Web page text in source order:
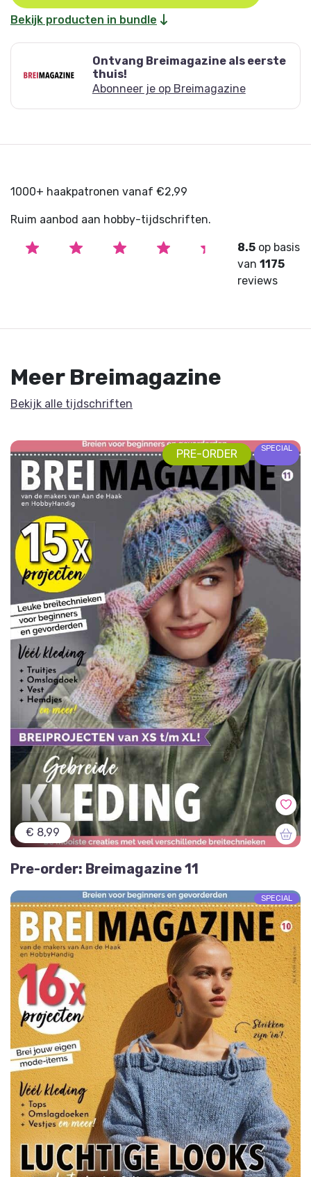
prijs
was:
€ 24,48.
prijs
is:
€ 14,99.
Bekijk producten in bundle
Ontvang Breimagazine als eerste
thuis!
Abonneer je op Breimagazine
1000+ haakpatronen vanaf €2,99
Ruim aanbod aan hobby-tijdschriften.
8.5 op basis
van1175
reviews
Meer Breimagazine
Bekijk alle tijdschriften
PRE-ORDER SPECIAL
€ 8,99
Pre-order: Breimagazine 11
SPECIAL